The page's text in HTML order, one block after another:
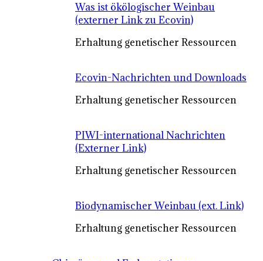
Was ist ökölogischer Weinbau
(externer Link zu Ecovin)
Erhaltung genetischer Ressourcen
Ecovin-Nachrichten und Downloads
Erhaltung genetischer Ressourcen
PIWI-international Nachrichten
(Externer Link)
Erhaltung genetischer Ressourcen
Biodynamischer Weinbau (ext. Link)
Erhaltung genetischer Ressourcen